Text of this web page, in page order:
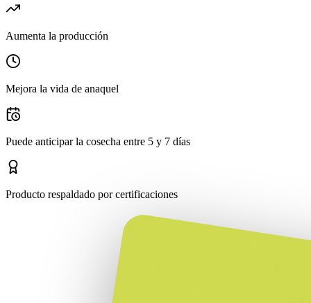
Aumenta la producción
Mejora la vida de anaquel
Puede anticipar la cosecha entre 5 y 7 días
Producto respaldado por certificaciones